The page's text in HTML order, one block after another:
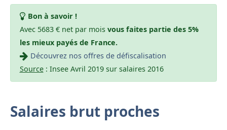
Bon à savoir !
Avec 5683 € net par mois vous faites partie des 5%
les mieux payés de France.
Découvrez nos offres de défiscalisation
Source: Insee Avril 2019 sur salaires 2016
Salaires brut proches